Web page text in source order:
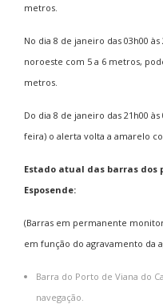
metros.
No dia 8 de janeiro das 03h00
noroeste com 5 a 6 metros,
metros.
Do dia 8 de janeiro das 21h00
feira) o alerta volta a amarelo
Estado atual das barras dos
Esposende:
(Barras em permanente
em função do agravamento da
Barra do Porto de Viana do
navegação.